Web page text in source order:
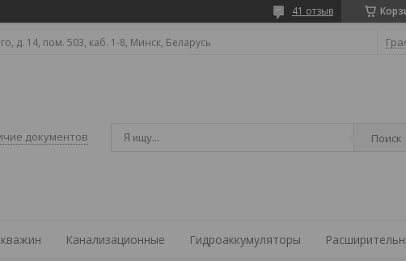
41 отзыв
д. 14, пом. 503, каб. 1-8, Минск, Беларусь
документов Поиск
Канализационные Гидроаккумуляторы